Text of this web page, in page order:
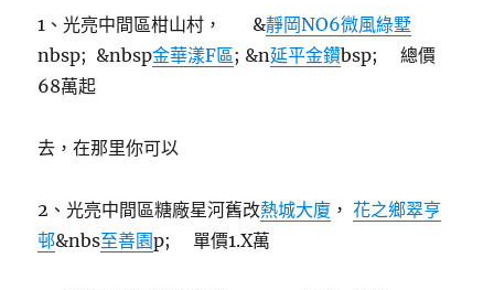
1、光亮中間區柑山村， &靜岡NO6微風綠墅
nbsp; &nbsp金華漾F區; &n延平金鑽bsp; 總價
68萬起
去，在那里你可以
2、光亮中間區糖廠星河舊改熱城大廈 ，花之鄉翠亨
邨&nbs至善園p; 單價1.X萬